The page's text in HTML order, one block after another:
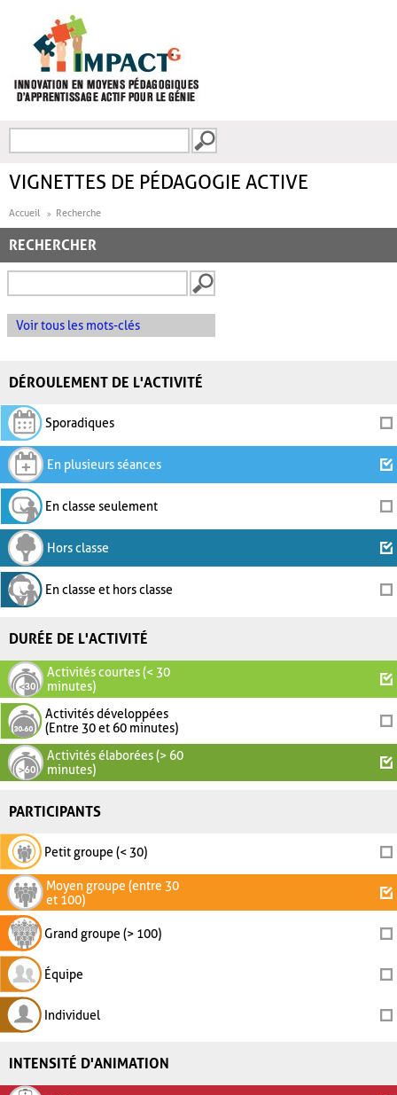
FORMULAIRE DE
VIGNETTES DE PÉDAGOGIE ACTIVE
Accueil Recherche
RECHERCHER
Voir tous les mots-clés
DÉROULEMENT DE L'ACTIVITÉ
Sporadiques
En plusieurs séances
En classe seulement
Hors classe
En classe et hors classe
DURÉE DE L'ACTIVITÉ
Activités courtes (< 30
minutes)
Activités développées
(Entre 30 et 60 minutes)
Activités élaborées (> 60
minutes)
PARTICIPANTS
Petit groupe (< 30)
Moyen groupe (entre 30
et 100)
Grand groupe (> 100)
Équipe
Individuel
INTENSITÉ D'ANIMATION